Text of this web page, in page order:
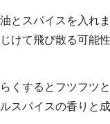
油とスパイスを入れ
けて飛び散る可能
くするとフツフツ
スパイスの香りと